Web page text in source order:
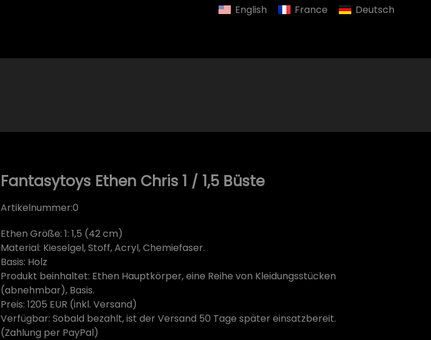
English France Deutsch
Fantasytoys Ethen Chris 1 / 1,5 Büste
Artikelnummer:0
Ethen Größe: 1: 1,5 (42 cm)
Material: Kieselgel, Stoff, Acryl, Chemiefaser.
Basis: Holz
Produkt beinhaltet: Ethen Hauptkörper, eine Reihe von Kleidungsstücken
(abnehmbar), Basis.
Preis: 1205 EUR (inkl. Versand)
Verfügbar: Sobald bezahlt, ist der Versand 50 Tage später einsatzbereit.
(Zahlung per PayPal)